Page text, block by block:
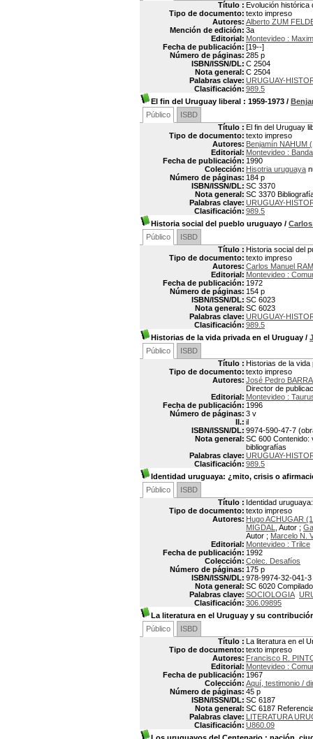
Título : Evolución histórica
Tipo de documento: texto impreso
Autores: Alberto ZUM
Mención de edición: 3a
Editorial: Montevideo :
Fecha de publicación: [19--]
Número de páginas: 285 p
ISBN/ISSN/DL: C 2504
Nota general: C 2504
Palabras clave: URUGUAY-
Clasificación: 989.5
El fin del Uruguay liberal : 1959-1973 /
Público
ISBD
Título : El fin del Uruguay
Tipo de documento: texto impreso
Autores: Benjamín NAHUM
Editorial: Montevideo :
Fecha de publicación: 1990
Colección: Hisotria uruguaya
Número de páginas: 184 p
ISBN/ISSN/DL: SC 3370
Nota general: SC 3370
Palabras clave: URUGUAY-
Clasificación: 989.5
Historia social del pueblo uruguayo /
Público
ISBD
Título : Historia social del
Tipo de documento: texto impreso
Autores: Carlos Manuel
Editorial: Montevideo :
Fecha de publicación: 1972
Número de páginas: 154 p
ISBN/ISSN/DL: SC 6023
Nota general: SC 6023
Palabras clave: URUGUAY-
Clasificación: 989.5
Historias de la vida privada en el Uruguay /
Público
ISBD
Título : Historias de la vida
Tipo de documento: texto impreso
Autores: José Pedro
Director de
Editorial: Montevideo :
Fecha de publicación: 1996
Número de páginas: 3 v
Il.: il
ISBN/ISSN/DL: 9974-590-47-7
Nota general: SC 600 Contenido:
bibliografías
Palabras clave: URUGUAY-
Clasificación: 989.5
Identidad uruguaya: ¿mito, crisis o
Público
ISBD
Título : Identidad
Tipo de documento: texto impreso
Autores: Hugo ACHUGAR
MIGDAL
, Autor ;
Autor ; Marcelo N.
Editorial: Montevideo : Trilce
Fecha de publicación: 1992
Colección: Colec. Desafíos
Número de páginas: 175 p
ISBN/ISSN/DL: 978-9974-32-041-3
Nota general: SC 6020
Palabras clave: SOCIOLOGIA
Clasificación: 306.09895
La literatura en el Uruguay y su
Público
ISBD
Título : La literatura en el
Tipo de documento: texto impreso
Autores: Francisco R.
Editorial: Montevideo :
Fecha de publicación: 1967
Colección: Aquí, testimonio /
Número de páginas: 45 p
ISBN/ISSN/DL: SC 6187
Nota general: SC 6187
Palabras clave: LITERATURA
Clasificación: U860.09